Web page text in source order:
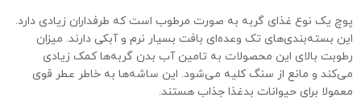
پوچ یک نوع غذای گربه به صورت مرطوب است که طرفداران زیادی دارد.
این بسته‌بندی‌های تک وعده‌ای بافت بسیار نرم و آبکی دارند. میزان
رطوبت بالای این محصولات به تامین آب بدن گربه‌ها کمک زیادی
می‌کند و مانع از سنگ کلیه می‌شود. این ساشه‌ها به خاطر عطر قوی
معمولا برای حیوانات بدغذا جذاب هستند.